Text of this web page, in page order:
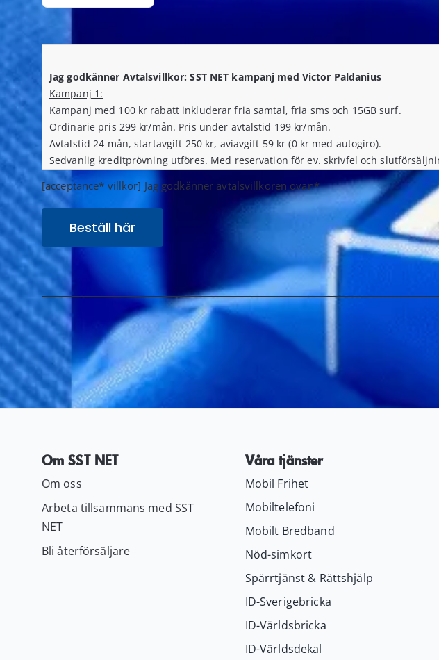
Jag godkänner Avtalsvillkor: SST NET kampanj med Victor Paldanius
Kampanj 1:
Kampanj med 100 kr rabatt inkluderar fria samtal, fria sms och 15GB surf.
Ordinarie pris 299 kr/mån. Pris under avtalstid 199 kr/mån.
Avtalstid 24 mån, startavgift 250 kr, aviavgift 59 kr (0 kr med autogiro).
Sedvanlig kreditprövning utföres. Med reservation för ev. skrivfel och
SST NET tillämpar distanshandelslagen. Minsta totalkostnad under avtalstid 5
Jag godkänner Avtalsvillkor: SST NET kampanj med Victor Paldanius
Kampanj 2:
Kampanj med 400 kr rabatt inkluderar fria samtal, fria sms, 100GB surf samt
Rättshjälp och nödsimkort.
Ordinarie pris 799 kr/mån. Pris under avtalstid 399 kr/mån.
Avtalstid 24 mån, startavgift 250 kr, aviavgift 59 kr (0 kr med autogiro).
Sedvanlig kreditprövning utföres. Med reservation för ev. skrivfel och
SST NET tillämpar distanshandelslagen. Minsta totalkostnad under avtalstid 9 826
[acceptance* villkor] Jag godkänner avtalsvillkoren ovan*
Om SST NET
Om oss
Arbeta tillsammans med SST
NET
Bli återförsäljare
Våra tjänster
Mobil Frihet
Mobiltelefoni
Mobilt Bredband
Nöd-simkort
Spärrtjänst & Rättshjälp
ID-Sverigebricka
ID-Världsbricka
ID-Världsdekal